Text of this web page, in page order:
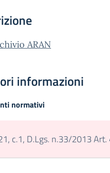
ARAN
informazioni
normativi
c.1, D.Lgs. n.33/2013